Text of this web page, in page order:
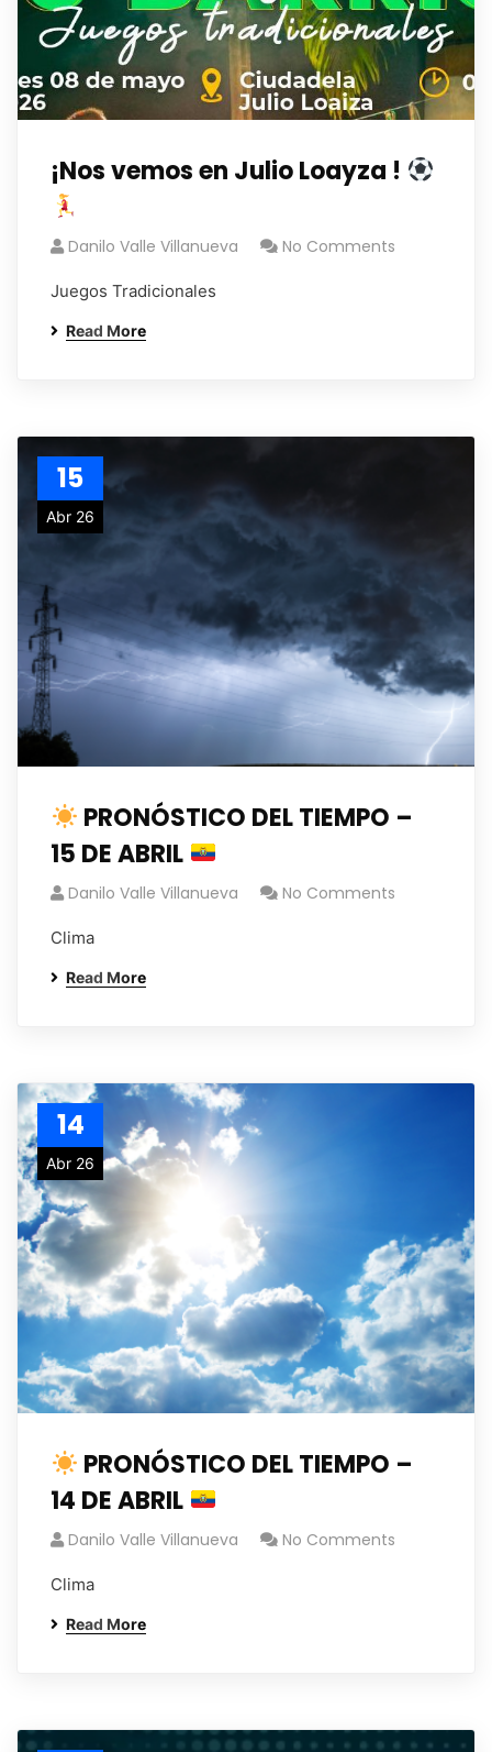
¡Nos vemos en Julio Loayza !
Danilo Valle Villanueva No Comments
Juegos Tradicionales
Read More
15
Abr 26
PRONÓSTICO DEL TIEMPO –
15 DE ABRIL
Danilo Valle Villanueva No Comments
Clima
Read More
14
Abr 26
PRONÓSTICO DEL TIEMPO –
14 DE ABRIL
Danilo Valle Villanueva No Comments
Clima
Read More